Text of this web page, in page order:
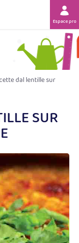
Espace
dal lentille sur
SUR